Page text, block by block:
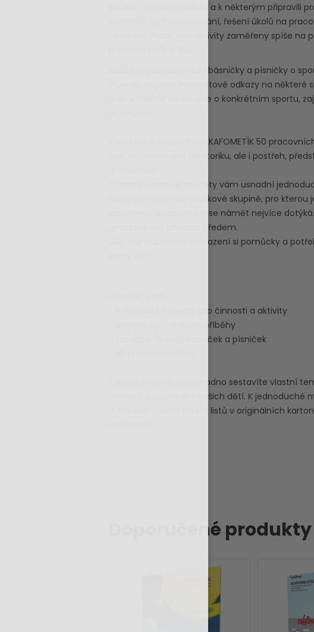
krátkou charakteristikou a k některým připravili
seznámit formou povídání, řešení úkolů na
internetu. Proto jsou aktivity zaměřeny spíše
Součástí publikace jsou básničky a písničky o
V úvodu najdete internetové odkazy na
další užitečné informace o konkrétním sportu,
V praktické části přináší KAFOMETÍK 50
procvičí nejen grafomotoriku, ale i postřeh,
Činnosti s pracovními listy vám usnadní
Poskytují informaci o věkové skupině, pro
vzdělávací oblast, které se námět nejvíce
umožní si vše připravit předem.
Díky jednoduchosti zobrazení si pomůcky a
- metodické náměty pro činnosti a aktivity
- originální pohádkové příběhy
- zásobník říkadel, básniček a písniček
Z jednotlivých listů si snadno sestavíte vlastní
zájmům a potřebám Vašich dětí. K
publikace - volné řazení listů v originálních
Doporučené